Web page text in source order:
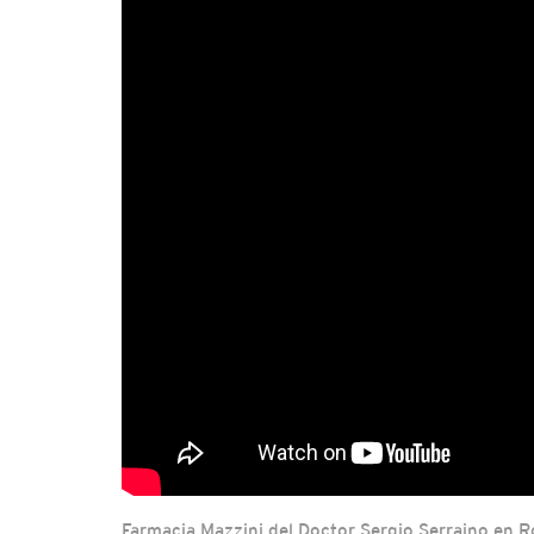
Farmacia Mazzini del Doctor Sergio Serraino en